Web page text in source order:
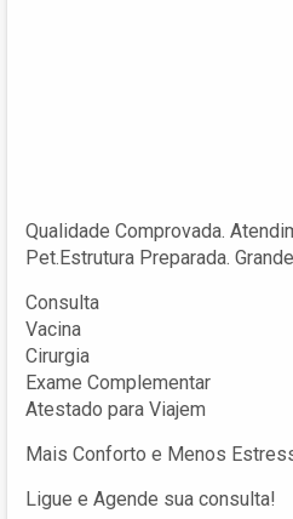
Qualidade Comprovada.
Pet.Estrutura Preparada.
Consulta
Vacina
Cirurgia
Exame Complementar
Atestado para Viajem
Mais Conforto e Menos
Ligue e Agende sua consulta!